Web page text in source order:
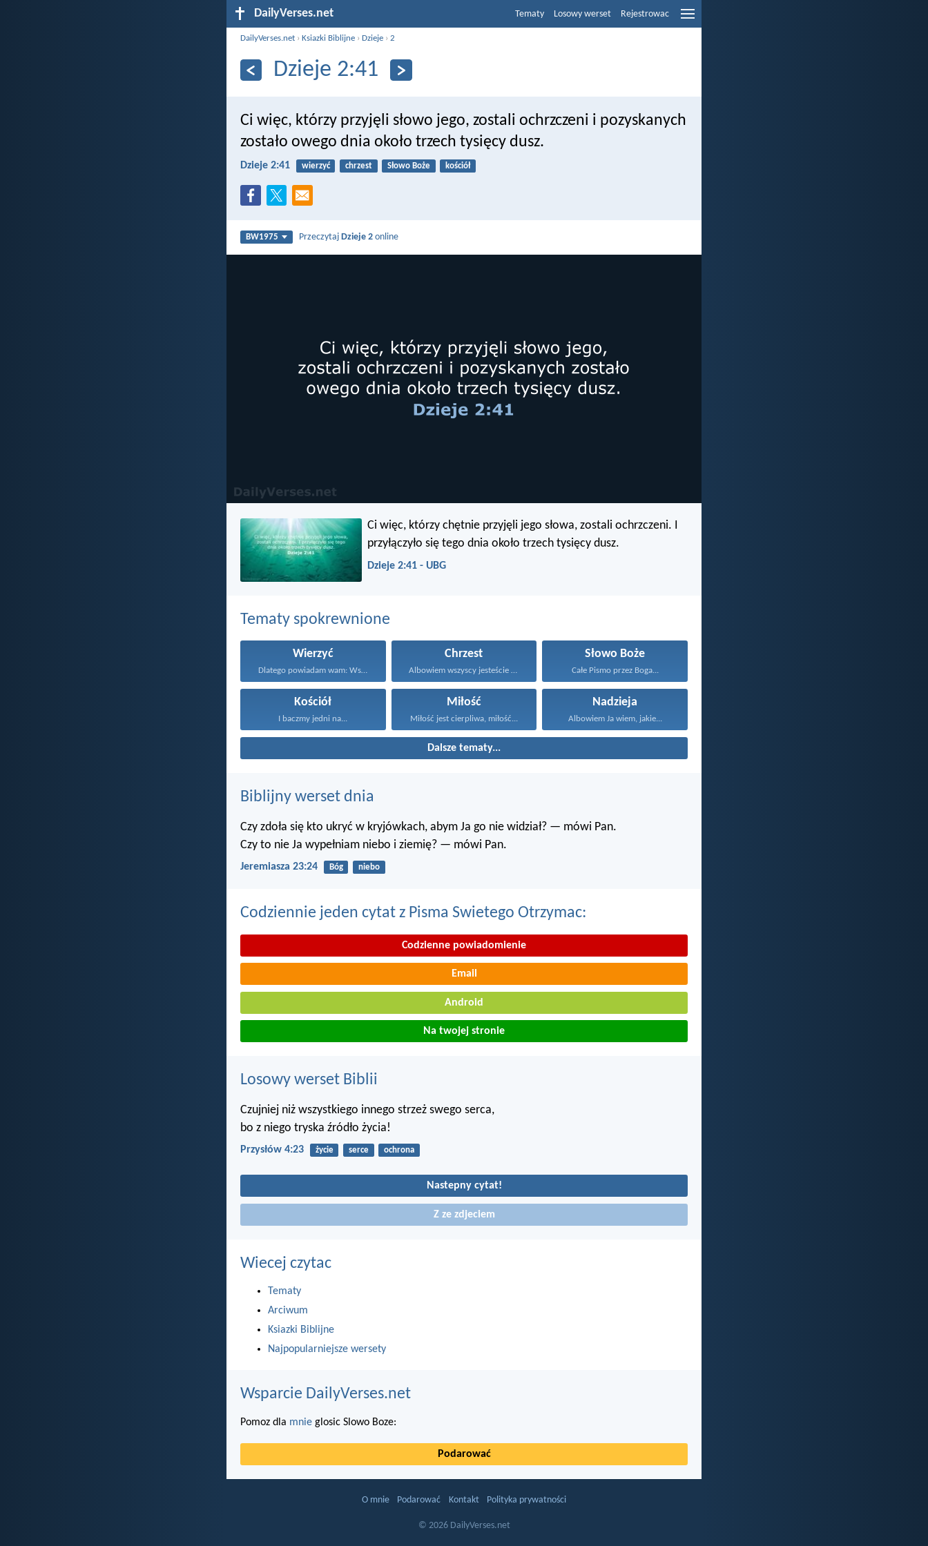
DailyVerses.net Tematy Losowy werset Rejestrowac
DailyVerses.net ›Ksiazki Biblijne ›Dzieje ›2
Dzieje 2:41
Ci więc, którzy przyjęli słowo jego, zostali ochrzczeni i pozyskanych
zostało owego dnia około trzech tysięcy dusz.
Dzieje 2:41 wierzyć chrzest Słowo Boże kościół
BW1975 PrzeczytajDzieje 2 online
Ci więc, którzy chętnie przyjęli jego słowa, zostali ochrzczeni. I
przyłączyło się tego dnia około trzech tysięcy dusz.
Dzieje 2:41 - UBG
Tematy spokrewnione
Wierzyć
Dlatego powiadam wam: Wszystko...
Chrzest
Albowiem wszyscy jesteście synami...
Słowo Boże
Całe Pismo przez Boga...
Kościół
I baczmy jedni na...
Miłość
Miłość jest cierpliwa, miłość...
Nadzieja
Albowiem Ja wiem, jakie...
Dalsze tematy...
Biblijny werset dnia
Czy zdoła się kto ukryć w kryjówkach, abym Ja go nie widział? — mówi Pan.
Czy to nie Ja wypełniam niebo i ziemię? — mówi Pan.
Jeremiasza 23:24 Bóg niebo
Codziennie jeden cytat z Pisma Swietego Otrzymac:
Codzienne powiadomienie
Email
Android
Na twojej stronie
Losowy werset Biblii
Czujniej niż wszystkiego innego strzeż swego serca,
bo z niego tryska źródło życia!
Przysłów 4:23 życie serce ochrona
Nastepny cytat!
Z ze zdjeciem
Wiecej czytac
Tematy
Arciwum
Ksiazki Biblijne
Najpopularniejsze wersety
Wsparcie DailyVerses.net
Pomoz dla mnie glosic Slowo Boze:
Podarować
O mnie Podarować Kontakt Polityka prywatności
© 2026 DailyVerses.net